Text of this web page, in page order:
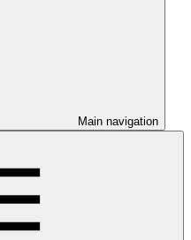
Main navigation